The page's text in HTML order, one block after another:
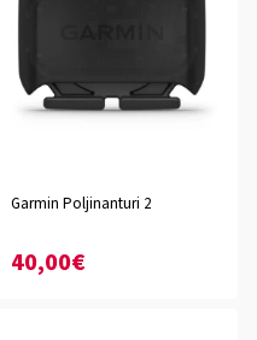
Garmin Poljinanturi 2
40,00€